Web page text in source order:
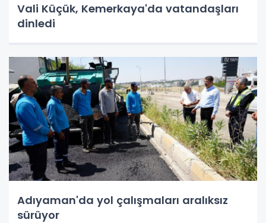
Vali Küçük, Kemerkaya'da vatandaşları
dinledi
Adıyaman'da yol çalışmaları aralıksız
sürüyor